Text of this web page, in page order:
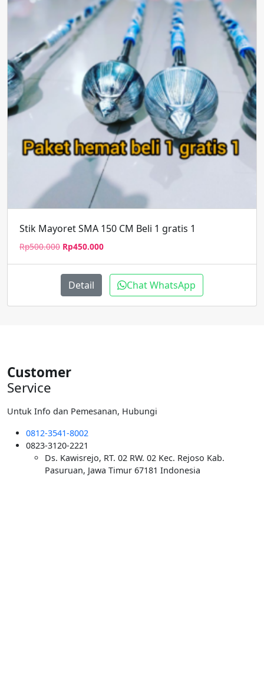
Stik Mayoret SMA 150 CM Beli 1 gratis 1
Rp500.000 Harga
Rp500.000.
Rp450.000Harga
adalah:
Rp450.000.
Detail Chat WhatsApp
Customer
Service
Untuk Info dan Pemesanan, Hubungi
0812-3541-8002
0823-3120-2221
Ds. Kawisrejo, RT. 02 RW. 02 Kec. Rejoso Kab.
Pasuruan, Jawa Timur 67181 Indonesia